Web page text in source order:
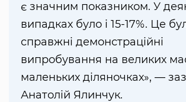
є значним показником. У
випадках було і 15-17%. Це
справжні демонстраційні
випробування на великих
маленьких діляночках», —
Анатолій Ялинчук.